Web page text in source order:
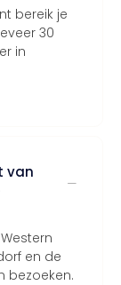
bereik je
30
in
van
en de
bezoeken.